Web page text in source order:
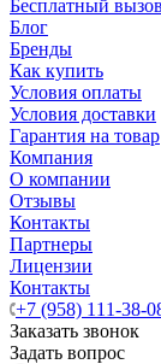
Бесплатный
Блог
Бренды
Как купить
Условия оплаты
Условия доставки
Гарантия на товар
Компания
О компании
Отзывы
Контакты
Партнеры
Лицензии
Контакты
+7 (958) 111-38-
Заказать звонок
Задать вопрос